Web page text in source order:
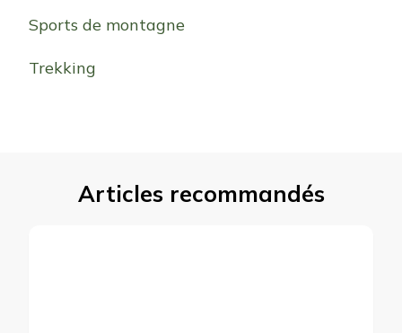
Sports de montagne
Trekking
Articles recommandés